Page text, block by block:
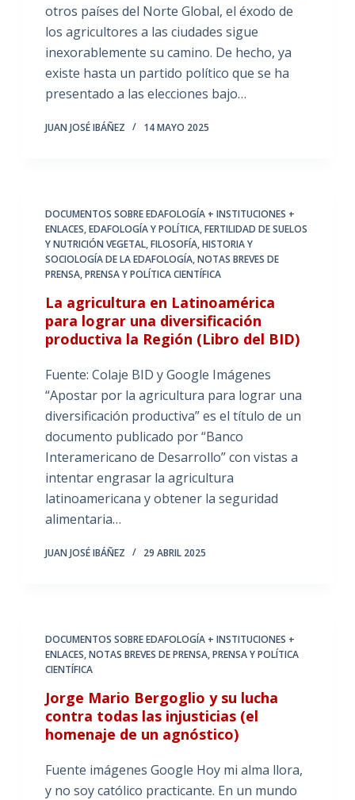
otros países del Norte Global, el éxodo de
los agricultores a las ciudades sigue
inexorablemente su camino. De hecho, ya
existe hasta un partido político que se ha
presentado a las elecciones bajo…
JUAN JOSÉ IBÁÑEZ 14 MAYO 2025
DOCUMENTOS SOBRE EDAFOLOGÍA + INSTITUCIONES +
ENLACES,EDAFOLOGÍA Y POLÍTICA,FERTILIDAD DE SUELOS
Y NUTRICIÓN VEGETAL,FILOSOFÍA, HISTORIA Y
SOCIOLOGÍA DE LA EDAFOLOGÍA,NOTAS BREVES DE
PRENSA,PRENSA Y POLÍTICA CIENTÍFICA
La agricultura en Latinoamérica
para lograr una diversificación
productiva la Región (Libro del BID)
Fuente: Colaje BID y Google Imágenes
“Apostar por la agricultura para lograr una
diversificación productiva” es el título de un
documento publicado por “Banco
Interamericano de Desarrollo” con vistas a
intentar engrasar la agricultura
latinoamericana y obtener la seguridad
alimentaria…
JUAN JOSÉ IBÁÑEZ 29 ABRIL 2025
DOCUMENTOS SOBRE EDAFOLOGÍA + INSTITUCIONES +
ENLACES,NOTAS BREVES DE PRENSA,PRENSA Y POLÍTICA
CIENTÍFICA
Jorge Mario Bergoglio y su lucha
contra todas las injusticias (el
homenaje de un agnóstico)
Fuente imágenes Google Hoy mi alma llora,
y no soy católico practicante. En un mundo